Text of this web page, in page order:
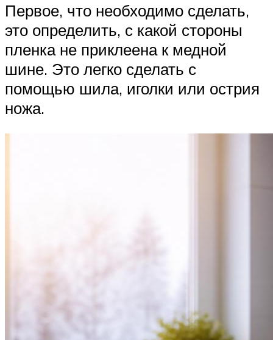
Первое, что необходимо сделать,
это определить, с какой стороны
пленка не приклеена к медной
шине. Это легко сделать с
помощью шила, иголки или острия
ножа.